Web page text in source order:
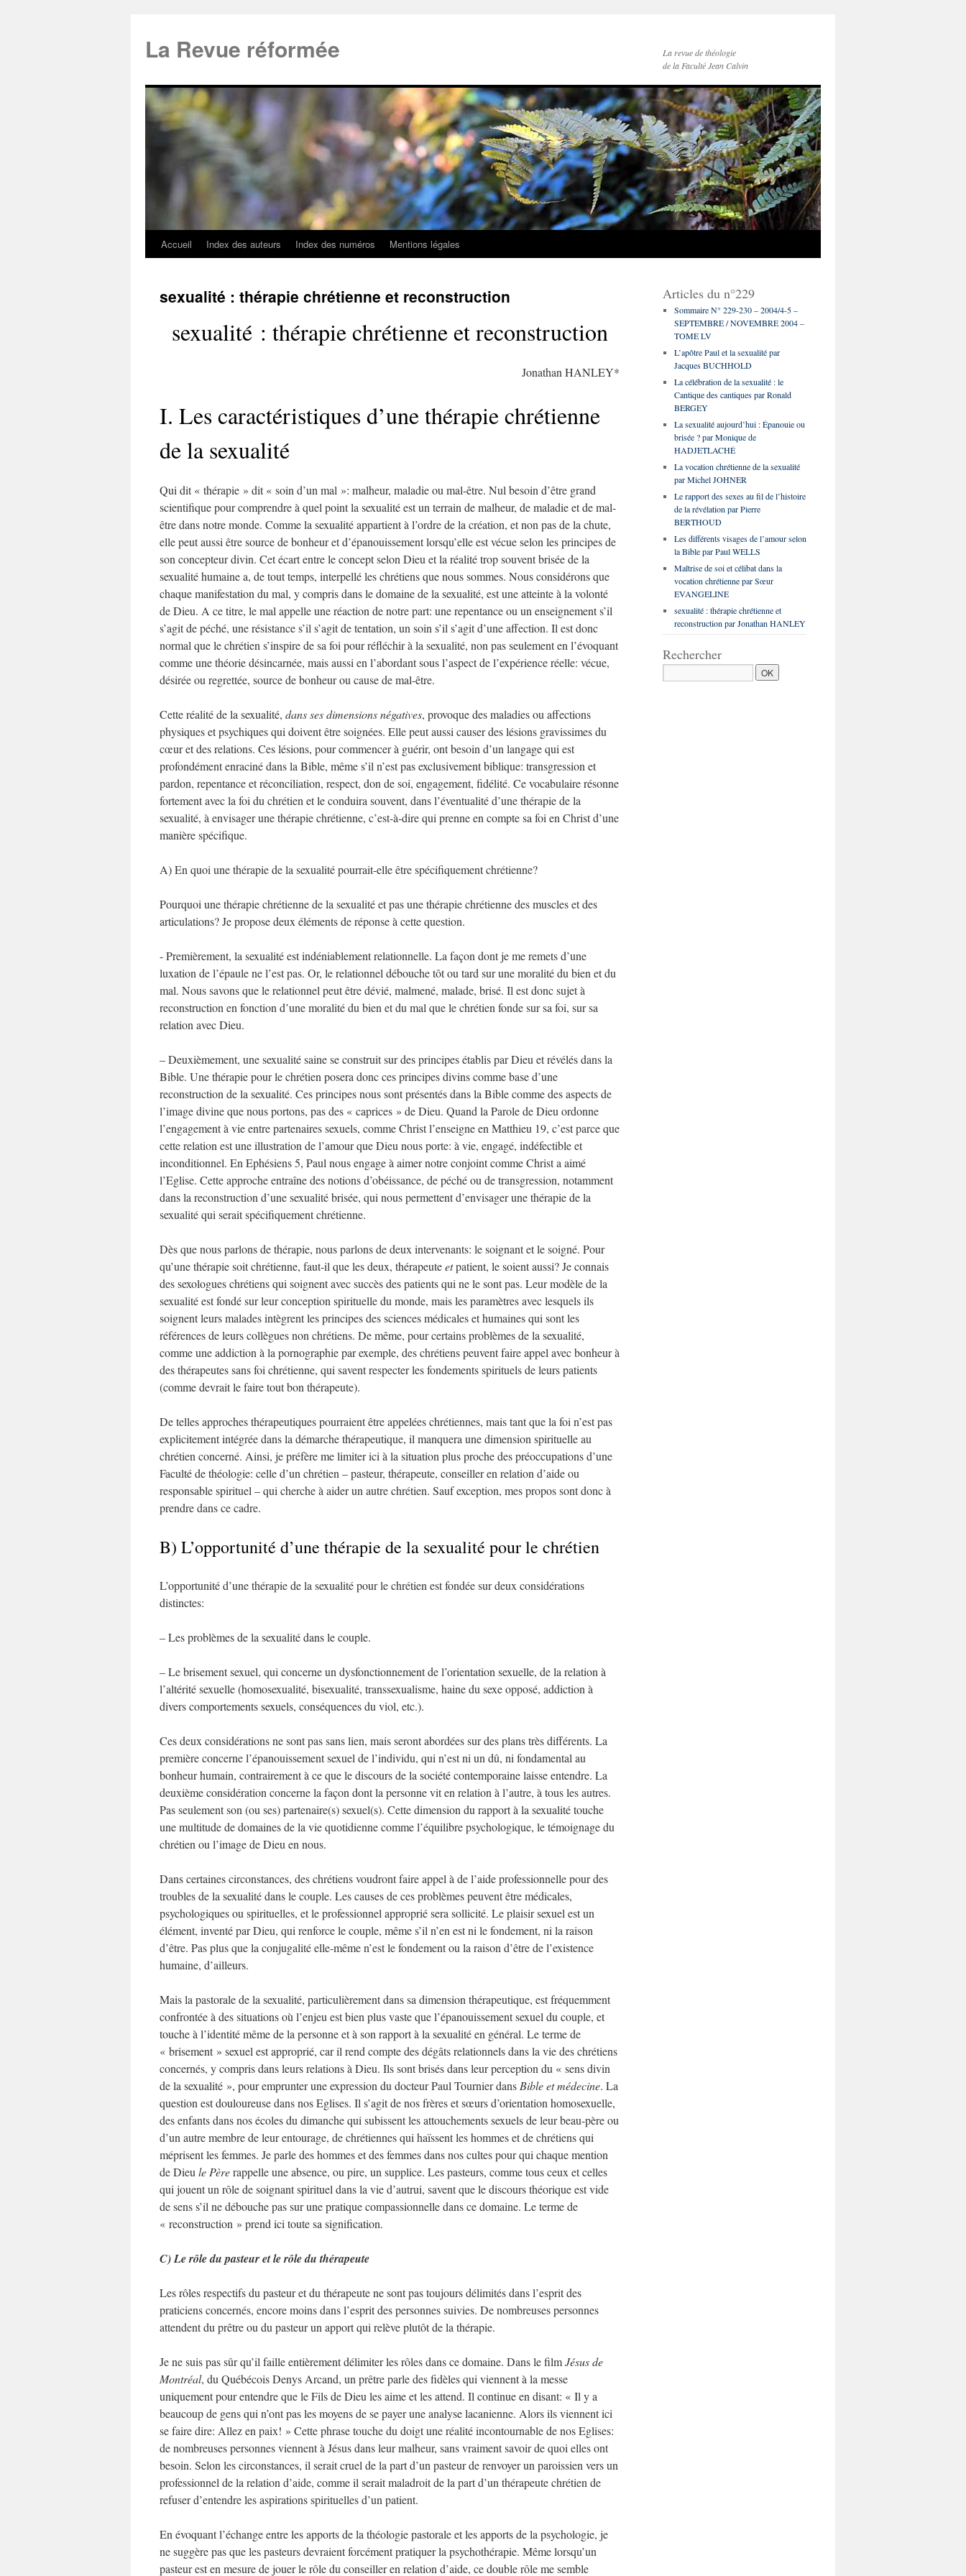
La Revue réformée
La revue de théologie
de la Faculté Jean Calvin
Accueil Index des auteurs Index des numéros Mentions légales
sexualité : thérapie chrétienne et reconstruction
sexualité : thérapie chrétienne et reconstruction
Jonathan HANLEY*
I. Les caractéristiques d’une thérapie chrétienne
de la sexualité
Qui dit « thérapie » dit « soin d’un mal »: malheur, maladie ou mal-être. Nul besoin d’être grand
scientifique pour comprendre à quel point la sexualité est un terrain de malheur, de maladie et de mal-
être dans notre monde. Comme la sexualité appartient à l’ordre de la création, et non pas de la chute,
elle peut aussi être source de bonheur et d’épanouissement lorsqu’elle est vécue selon les principes de
son concepteur divin. Cet écart entre le concept selon Dieu et la réalité trop souvent brisée de la
sexualité humaine a, de tout temps, interpellé les chrétiens que nous sommes. Nous considérons que
chaque manifestation du mal, y compris dans le domaine de la sexualité, est une atteinte à la volonté
de Dieu. A ce titre, le mal appelle une réaction de notre part: une repentance ou un enseignement s’il
s’agit de péché, une résistance s’il s’agit de tentation, un soin s’il s’agit d’une affection. Il est donc
normal que le chrétien s’inspire de sa foi pour réfléchir à la sexualité, non pas seulement en l’évoquant
comme une théorie désincarnée, mais aussi en l’abordant sous l’aspect de l’expérience réelle: vécue,
désirée ou regrettée, source de bonheur ou cause de mal-être.
Cette réalité de la sexualité, dans ses dimensions négatives, provoque des maladies ou affections
physiques et psychiques qui doivent être soignées. Elle peut aussi causer des lésions gravissimes du
cœur et des relations. Ces lésions, pour commencer à guérir, ont besoin d’un langage qui est
profondément enraciné dans la Bible, même s’il n’est pas exclusivement biblique: transgression et
pardon, repentance et réconciliation, respect, don de soi, engagement, fidélité. Ce vocabulaire résonne
fortement avec la foi du chrétien et le conduira souvent, dans l’éventualité d’une thérapie de la
sexualité, à envisager une thérapie chrétienne, c’est-à-dire qui prenne en compte sa foi en Christ d’une
manière spécifique.
A) En quoi une thérapie de la sexualité pourrait-elle être spécifiquement chrétienne?
Pourquoi une thérapie chrétienne de la sexualité et pas une thérapie chrétienne des muscles et des
articulations? Je propose deux éléments de réponse à cette question.
­- Premièrement, la sexualité est indéniablement relationnelle. La façon dont je me remets d’une
luxation de l’épaule ne l’est pas. Or, le relationnel débouche tôt ou tard sur une moralité du bien et du
mal. Nous savons que le relationnel peut être dévié, malmené, malade, brisé. Il est donc sujet à
reconstruction en fonction d’une moralité du bien et du mal que le chrétien fonde sur sa foi, sur sa
relation avec Dieu.
– Deuxièmement, une sexualité saine se construit sur des principes établis par Dieu et révélés dans la
Bible. Une thérapie pour le chrétien posera donc ces principes divins comme base d’une
reconstruction de la sexualité. Ces principes nous sont présentés dans la Bible comme des aspects de
l’image divine que nous portons, pas des « caprices » de Dieu. Quand la Parole de Dieu ordonne
l’engagement à vie entre partenaires sexuels, comme Christ l’enseigne en Matthieu 19, c’est parce que
cette relation est une illustration de l’amour que Dieu nous porte: à vie, engagé, indéfectible et
inconditionnel. En Ephésiens 5, Paul nous engage à aimer notre conjoint comme Christ a aimé
l’Eglise. Cette approche entraîne des notions d’obéissance, de péché ou de transgression, notamment
dans la reconstruction d’une sexualité brisée, qui nous permettent d’envisager une thérapie de la
sexualité qui serait spécifiquement chrétienne.
Dès que nous parlons de thérapie, nous parlons de deux intervenants: le soignant et le soigné. Pour
qu’une thérapie soit chrétienne, faut-il que les deux, thérapeuteetpatient, le soient aussi? Je connais
des sexologues chrétiens qui soignent avec succès des patients qui ne le sont pas. Leur modèle de la
sexualité est fondé sur leur conception spirituelle du monde, mais les paramètres avec lesquels ils
soignent leurs malades intègrent les principes des sciences médicales et humaines qui sont les
références de leurs collègues non chrétiens. De même, pour certains problèmes de la sexualité,
comme une addiction à la pornographie par exemple, des chrétiens peuvent faire appel avec bonheur à
des thérapeutes sans foi chrétienne, qui savent respecter les fondements spirituels de leurs patients
(comme devrait le faire tout bon thérapeute).
De telles approches thérapeutiques pourraient être appelées chrétiennes, mais tant que la foi n’est pas
explicitement intégrée dans la démarche thérapeutique, il manquera une dimension spirituelle au
chrétien concerné. Ainsi, je préfère me limiter ici à la situation plus proche des préoccupations d’une
Faculté de théologie: celle d’un chrétien – pasteur, thérapeute, conseiller en relation d’aide ou
responsable spirituel – qui cherche à aider un autre chrétien. Sauf exception, mes propos sont donc à
prendre dans ce cadre.
B) L’opportunité d’une thérapie de la sexualité pour le chrétien
L’opportunité d’une thérapie de la sexualité pour le chrétien est fondée sur deux considérations
distinctes:
– Les problèmes de la sexualité dans le couple.
– Le brisement sexuel, qui concerne un dysfonctionnement de l’orientation sexuelle, de la relation à
l’altérité sexuelle (homosexualité, bisexualité, transsexualisme, haine du sexe opposé, addiction à
divers comportements sexuels, conséquences du viol, etc.).
Ces deux considérations ne sont pas sans lien, mais seront abordées sur des plans très différents. La
première concerne l’épanouissement sexuel de l’individu, qui n’est ni un dû, ni fondamental au
bonheur humain, contrairement à ce que le discours de la société contemporaine laisse entendre. La
deuxième considération concerne la façon dont la personne vit en relation à l’autre, à tous les autres.
Pas seulement son (ou ses) partenaire(s) sexuel(s). Cette dimension du rapport à la sexualité touche
une multitude de domaines de la vie quotidienne comme l’équilibre psychologique, le témoignage du
chrétien ou l’image de Dieu en nous.
Dans certaines circonstances, des chrétiens voudront faire appel à de l’aide professionnelle pour des
troubles de la sexualité dans le couple. Les causes de ces problèmes peuvent être médicales,
psychologiques ou spirituelles, et le professionnel approprié sera sollicité. Le plaisir sexuel est un
élément, inventé par Dieu, qui renforce le couple, même s’il n’en est ni le fondement, ni la raison
d’être. Pas plus que la conjugalité elle-même n’est le fondement ou la raison d’être de l’existence
humaine, d’ailleurs.
Mais la pastorale de la sexualité, particulièrement dans sa dimension thérapeutique, est fréquemment
confrontée à des situations où l’enjeu est bien plus vaste que l’épanouissement sexuel du couple, et
touche à l’identité même de la personne et à son rapport à la sexualité en général. Le terme de
« brisement » sexuel est approprié, car il rend compte des dégâts relationnels dans la vie des chrétiens
concernés, y compris dans leurs relations à Dieu. Ils sont brisés dans leur perception du « sens divin
de la sexualité », pour emprunter une expression du docteur Paul Tournier dans Bible et médecine. La
question est douloureuse dans nos Eglises. Il s’agit de nos frères et sœurs d’orientation homosexuelle,
des enfants dans nos écoles du dimanche qui subissent les attouchements sexuels de leur beau-père ou
d’un autre membre de leur entourage, de chrétiennes qui haïssent les hommes et de chrétiens qui
méprisent les femmes. Je parle des hommes et des femmes dans nos cultes pour qui chaque mention
de Dieu le Pèrerappelle une absence, ou pire, un supplice. Les pasteurs, comme tous ceux et celles
qui jouent un rôle de soignant spirituel dans la vie d’autrui, savent que le discours théorique est vide
de sens s’il ne débouche pas sur une pratique compassionnelle dans ce domaine. Le terme de
« reconstruction » prend ici toute sa signification.
C) Le rôle du pasteur et le rôle du thérapeute
Les rôles respectifs du pasteur et du thérapeute ne sont pas toujours délimités dans l’esprit des
praticiens concernés, encore moins dans l’esprit des personnes suivies. De nombreuses personnes
attendent du prêtre ou du pasteur un apport qui relève plutôt de la thérapie.
Je ne suis pas sûr qu’il faille entièrement délimiter les rôles dans ce domaine. Dans le filmJésus de
Montréal, du Québécois Denys Arcand, un prêtre parle des fidèles qui viennent à la messe
uniquement pour entendre que le Fils de Dieu les aime et les attend. Il continue en disant: « Il y a
beaucoup de gens qui n’ont pas les moyens de se payer une analyse lacanienne. Alors ils viennent ici
se faire dire: Allez en paix! » Cette phrase touche du doigt une réalité incontournable de nos Eglises:
de nombreuses personnes viennent à Jésus dans leur malheur, sans vraiment savoir de quoi elles ont
besoin. Selon les circonstances, il serait cruel de la part d’un pasteur de renvoyer un paroissien vers un
professionnel de la relation d’aide, comme il serait maladroit de la part d’un thérapeute chrétien de
refuser d’entendre les aspirations spirituelles d’un patient.
En évoquant l’échange entre les apports de la théologie pastorale et les apports de la psychologie, je
ne suggère pas que les pasteurs devraient forcément pratiquer la psychothérapie. Même lorsqu’un
pasteur est en mesure de jouer le rôle du conseiller en relation d’aide, ce double rôle me semble
Articles du n°229
Sommaire N° 229-230 – 2004/4-5 –
SEPTEMBRE / NOVEMBRE 2004 –
TOME LV
L’apôtre Paul et la sexualité par
Jacques BUCHHOLD
La célébration de la sexualité : le
Cantique des cantiques par Ronald
BERGEY
La sexualité aujourd’hui : Épanouie ou
brisée ? par Monique de
HADJETLACHÉ
La vocation chrétienne de la sexualité
par Michel JOHNER
Le rapport des sexes au fil de l’histoire
de la révélation par Pierre
BERTHOUD
Les différents visages de l’amour selon
la Bible par Paul WELLS
Maîtrise de soi et célibat dans la
vocation chrétienne par Sœur
EVANGELINE
sexualité : thérapie chrétienne et
reconstruction par Jonathan HANLEY
Rechercher